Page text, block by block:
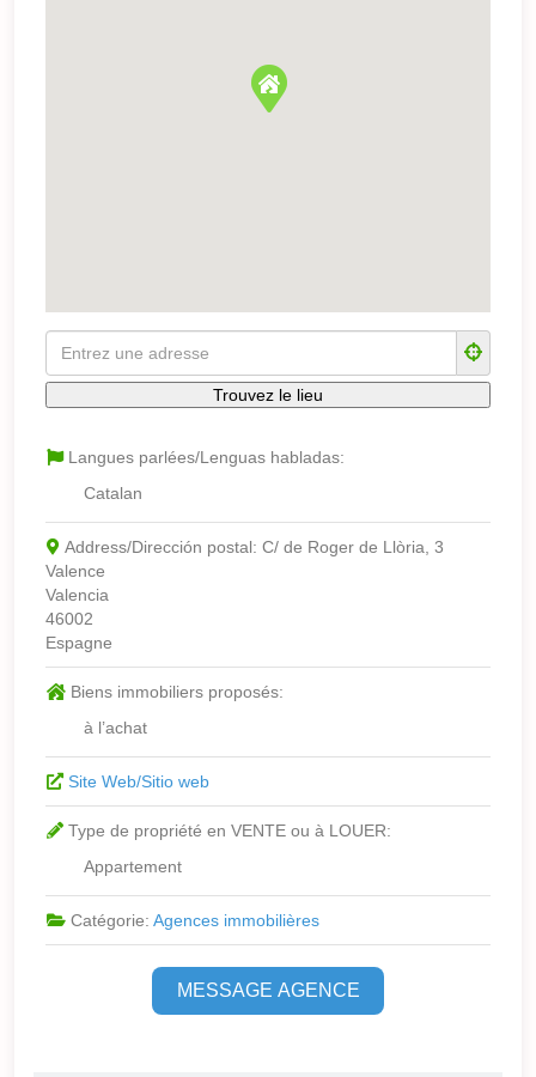
Langues parlées/Lenguas habladas:
Catalan
Address/Dirección postal: C/ de Roger de Llòria, 3
Valence
Valencia
46002
Espagne
Biens immobiliers proposés:
à l’achat
Site Web/Sitio web
Type de propriété en VENTE ou à LOUER:
Appartement
Catégorie: Agences immobilières
MESSAGE AGENCE